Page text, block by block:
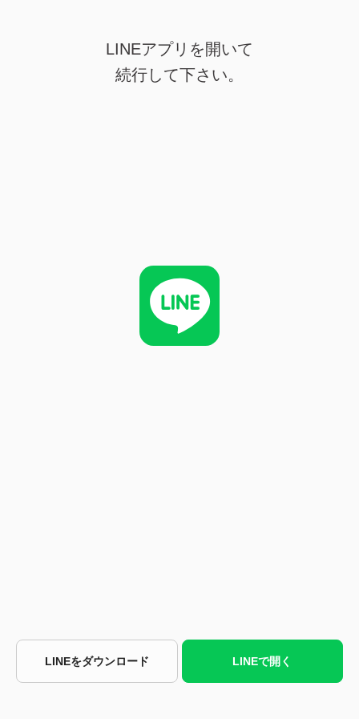
LINEアプリを開いて
続行して下さい。
LINEをダウンロード LINEで開く